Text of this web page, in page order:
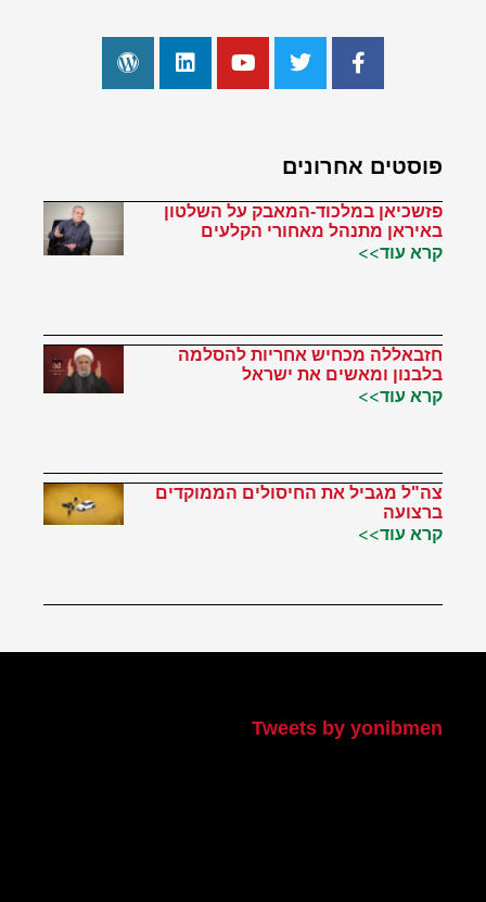
פוסטים אחרונים
פזשכיאן במלכוד-המאבק על השלטון
באיראן מתנהל מאחורי הקלעים
קרא עוד>>
חזבאללה מכחיש אחריות להסלמה
בלבנון ומאשים את ישראל
קרא עוד>>
צה"ל מגביל את החיסולים הממוקדים
ברצועה
קרא עוד>>
Tweets by yonibmen